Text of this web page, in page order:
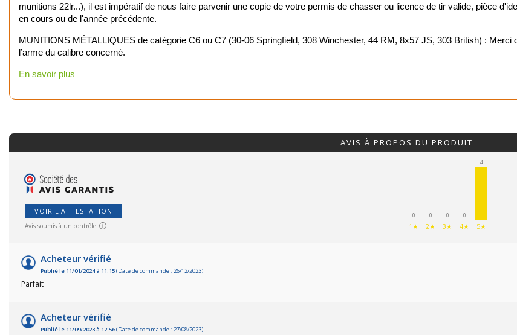
munitions 22lr...), il est impératif de nous faire parvenir une copie de votre permis de chasser ou licence de tir valide, pièce
en cours ou de l'année précédente.
MUNITIONS MÉTALLIQUES de catégorie C6 ou C7 (30-06 Springfield, 308 Winchester, 44 RM, 8x57 JS, 303 British) :
l’arme du calibre concerné.
En savoir plus
AVIS À PROPOS DU PRODUIT
VOIR L'ATTESTATION
Avis soumis à un contrôle
0
1★
0
2★
0
3★
0
4★
4
5★
Acheteur vérifié
Publié le 11/01/2024 à 11:15(Date de commande : 26/12/2023)
Parfait
Acheteur vérifié
Publié le 11/09/2023 à 12:56(Date de commande : 27/08/2023)